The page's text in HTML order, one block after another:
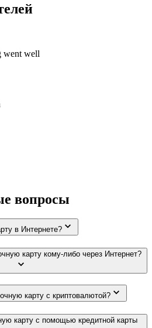
went well
вопросы
в Интернете?
карту кому-либо через Интернет?
карту с криптовалютой?
карту с помощью кредитной карты